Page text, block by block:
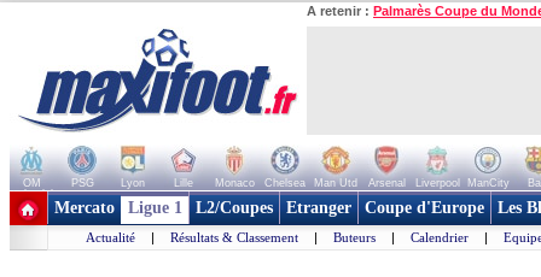
A retenir : Palmarès Coupe du
OM PSG Lyon Lille Monaco Chelsea Man Utd Arsenal Liverpool ManCity
+ de clubs
Mercato Ligue 1 L2/Coupes Etranger Coupe d'Europe Les
Actualité | Résultats & Classement | Buteurs | Calendrier |